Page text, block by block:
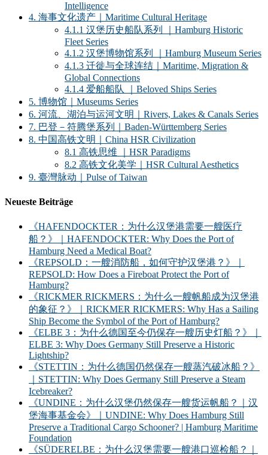
Intelligence
4. 海事文化遗产｜Maritime Cultural Heritage
4.1.1 汉堡历史船队系列 ｜Hamburg Historic
Fleet Series
4.1.2 汉堡博物馆系列 ｜Hamburg Museum Series
4.1.3 迁徙与全球连结｜Maritime, Migration &
Global Connections
4.1.4 爱船船队 ｜Beloved Ships Series
5. 博物馆｜Museums Series
6. 河流、湖泊与运河文明｜Rivers, Lakes & Canals Series
7. 巴登－符腾堡系列｜Baden-Württemberg Series
8. 中国高铁文明｜China HSR Civilization
8.1 高铁思维 ｜HSR Paradigms
8.2 高铁文化美学｜HSR Cultural Aesthetics
9. 臺灣脉动｜Pulse of Taiwan
Neueste Beiträge
《HAFENDOCKTER：为什么汉堡港需要一艘医疗
船？》｜HAFENDOCKTER: Why Does the Port of
Hamburg Need a Medical Boat?
《REPSOLD：一艘消防船，如何守护汉堡港？》｜
REPSOLD: How Does a Fireboat Protect the Port of
Hamburg?
《RICKMER RICKMERS：为什么一艘帆船成为汉堡港
的象征？》｜RICKMER RICKMERS: Why Has a Sailing
Ship Become the Symbol of the Port of Hamburg?
《ELBE 3：为什么德国至今仍保存一艘历史灯船？》｜
ELBE 3: Why Does Germany Still Preserve a Historic
Lightship?
《STETTIN：为什么德国仍然保存一艘蒸汽破冰船？》
｜STETTIN: Why Does Germany Still Preserve a Steam
Icebreaker?
《UNDINE：为什么汉堡仍然保存一艘货运帆船？｜汉
堡海事基金会》｜UNDINE: Why Does Hamburg Still
Preserve a Traditional Cargo Schooner? | Hamburg Maritime
Foundation
《SÜDERELBE：为什么汉堡需要一艘港口巡检船？｜